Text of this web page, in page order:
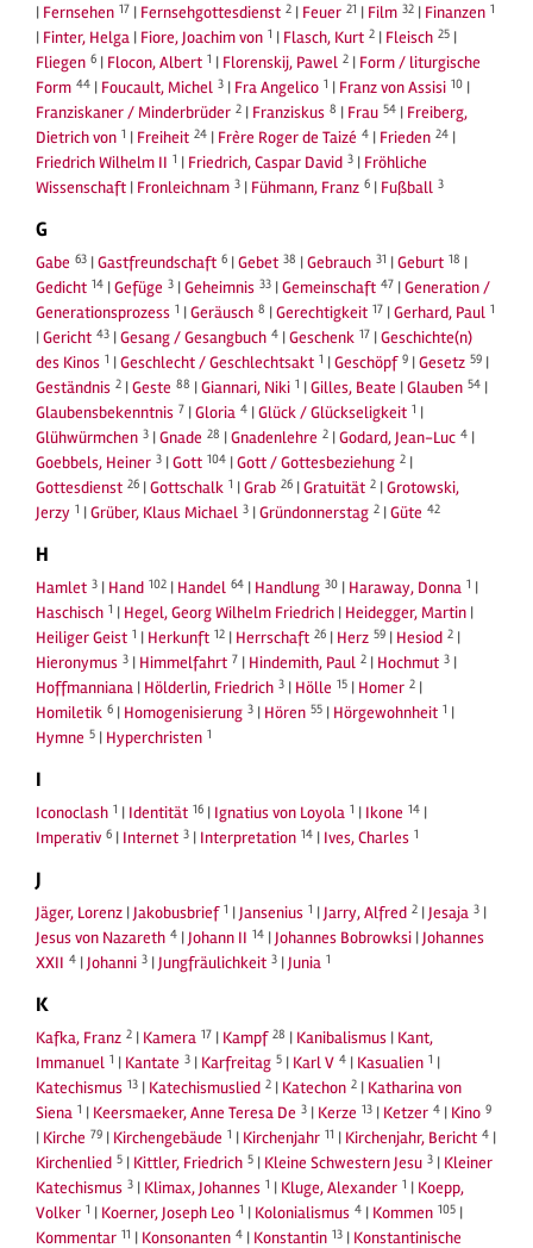
| Fernsehen 17 | Fernsehgottesdienst 2 | Feuer 21 | Film 32 | Finanzen 1
| Finter, Helga | Fiore, Joachim von 1 | Flasch, Kurt 2 | Fleisch 25 |
Fliegen 6 | Flocon, Albert 1 | Florenskij, Pawel 2 | Form / liturgische
Form 44 | Foucault, Michel 3 | Fra Angelico 1 | Franz von Assisi 10 |
Franziskaner / Minderbrüder 2 | Franziskus 8 | Frau 54 | Freiberg,
Dietrich von 1 | Freiheit 24 | Frère Roger de Taizé 4 | Frieden 24 |
Friedrich Wilhelm II 1 | Friedrich, Caspar David 3 | Fröhliche
Wissenschaft | Fronleichnam 3 | Fühmann, Franz 6 | Fußball 3
G
Gabe 63 |Gastfreundschaft 6 |Gebet 38 |Gebrauch 31 |Geburt 18 |
Gedicht 14 |Gefüge 3 |Geheimnis 33 |Gemeinschaft 47 |Generation /
Generationsprozess 1 |Geräusch 8 |Gerechtigkeit 17 |Gerhard, Paul 1
|Gericht 43 |Gesang / Gesangbuch 4 |Geschenk 17 |Geschichte(n)
des Kinos 1 |Geschlecht / Geschlechtsakt 1 |Geschöpf 9 |Gesetz 59 |
Geständnis 2 |Geste 88 |Giannari, Niki 1 |Gilles, Beate |Glauben 54 |
Glaubensbekenntnis 7 |Gloria 4 |Glück / Glückseligkeit 1 |
Glühwürmchen 3 |Gnade 28 |Gnadenlehre 2 |Godard, Jean-Luc 4 |
Goebbels, Heiner 3 |Gott 104 |Gott / Gottesbeziehung 2 |
Gottesdienst 26 |Gottschalk 1 |Grab 26 |Gratuität 2 |Grotowski,
Jerzy 1 |Grüber, Klaus Michael 3 |Gründonnerstag 2 |Güte 42
H
Hamlet 3 | Hand 102 | Handel 64 | Handlung 30 | Haraway, Donna 1 |
Haschisch 1 | Hegel, Georg Wilhelm Friedrich | Heidegger, Martin |
Heiliger Geist 1 | Herkunft 12 | Herrschaft 26 | Herz 59 | Hesiod 2 |
Hieronymus 3 | Himmelfahrt 7 | Hindemith, Paul 2 | Hochmut 3 |
Hoffmanniana | Hölderlin, Friedrich 3 | Hölle 15 | Homer 2 |
Homiletik 6 | Homogenisierung 3 | Hören 55 | Hörgewohnheit 1 |
Hymne 5 | Hyperchristen 1
I
Iconoclash 1 | Identität 16 | Ignatius von Loyola 1 | Ikone 14 |
Imperativ 6 | Internet 3 | Interpretation 14 | Ives, Charles 1
J
Jäger, Lorenz | Jakobusbrief 1 | Jansenius 1 | Jarry, Alfred 2 | Jesaja 3 |
Jesus von Nazareth 4 | Johann II 14 | Johannes Bobrowksi | Johannes
XXII 4 | Johanni 3 | Jungfräulichkeit 3 | Junia 1
K
Kafka, Franz 2 | Kamera 17 | Kampf 28 | Kanibalismus | Kant,
Immanuel 1 | Kantate 3 | Karfreitag 5 | Karl V 4 | Kasualien 1 |
Katechismus 13 | Katechismuslied 2 | Katechon 2 | Katharina von
Siena 1 | Keersmaeker, Anne Teresa De 3 | Kerze 13 | Ketzer 4 | Kino 9
| Kirche 79 | Kirchengebäude 1 | Kirchenjahr 11 | Kirchenjahr, Bericht 4 |
Kirchenlied 5 | Kittler, Friedrich 5 | Kleine Schwestern Jesu 3 | Kleiner
Katechismus 3 | Klimax, Johannes 1 | Kluge, Alexander 1 | Koepp,
Volker 1 | Koerner, Joseph Leo 1 | Kolonialismus 4 | Kommen 105 |
Kommentar 11 | Konsonanten 4 | Konstantin 13 | Konstantinische